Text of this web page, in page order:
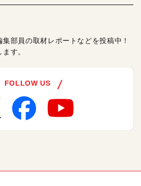
部員の取材レポートなどを投稿中！
す。
FOLLOW US